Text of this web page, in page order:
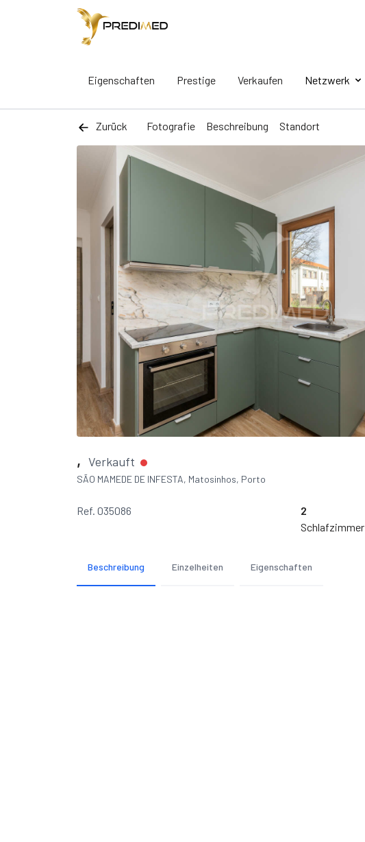
Eigenschaften Prestige Verkaufen Netzwerk
Zurück Fotografie Beschreibung Standort
, Verkauft
SÃO MAMEDE DE INFESTA, Matosinhos, Porto
Ref. 035086
2
Schlafzimmer
Beschreibung Einzelheiten Eigenschaften